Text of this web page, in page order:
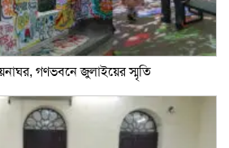
গণভবনে জুলাইয়ের স্মৃতি